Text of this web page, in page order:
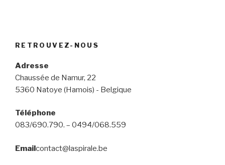
RETROUVEZ-NOUS
Adresse
Chaussée de Namur, 22
5360 Natoye (Hamois) - Belgique
Téléphone
083/690.790. – 0494/068.559
Emailcontact@laspirale.be